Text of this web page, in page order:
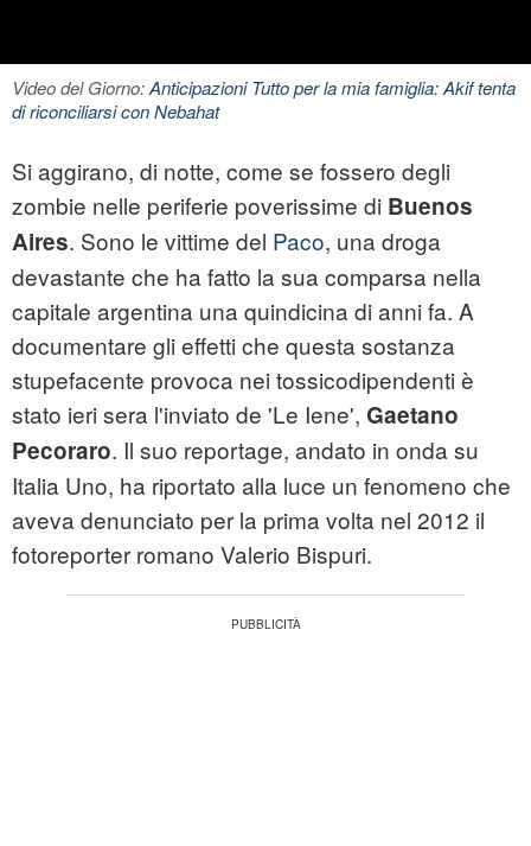
Video del Giorno:Anticipazioni Tutto per la mia famiglia: Akif tenta
di riconciliarsi con Nebahat
Si aggirano, di notte, come se fossero degli
zombie nelle periferie poverissime di Buenos
Aires. Sono le vittime del Paco, una droga
devastante che ha fatto la sua comparsa nella
capitale argentina una quindicina di anni fa. A
documentare gli effetti che questa sostanza
stupefacente provoca nei tossicodipendenti è
stato ieri sera l'inviato de 'Le Iene', Gaetano
Pecoraro. Il suo reportage, andato in onda su
Italia Uno, ha riportato alla luce un fenomeno che
aveva denunciato per la prima volta nel 2012 il
fotoreporter romano Valerio Bispuri.